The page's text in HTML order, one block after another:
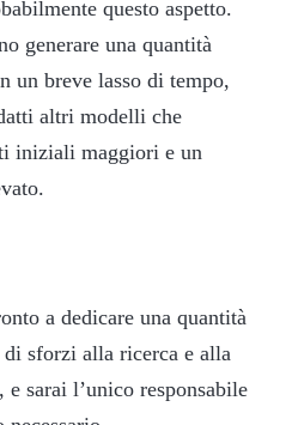
questo aspetto.
generare una quantità
un breve lasso di tempo,
altri modelli che
iniziali maggiori e un
a dedicare una quantità
sforzi alla ricerca e alla
sarai l’unico responsabile